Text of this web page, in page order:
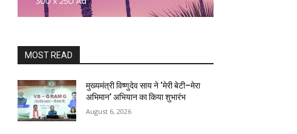
MOST READ
मुख्यमंत्री विष्णुदेव साय ने ‘मेरी बेटी–मेरा
अभिमान’ अभियान का किया शुभारंभ
August 6, 2026